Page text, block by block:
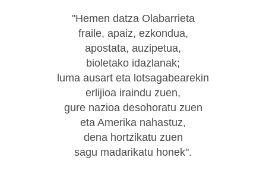
"Hemen datza Olabarrieta
fraile, apaiz, ezkondua,
apostata, auzipetua,
bioletako idazlanak;
luma ausart eta lotsagabearekin
erlijioa iraindu zuen,
gure nazioa desohoratu zuen
eta Amerika nahastuz,
dena hortzikatu zuen
sagu madarikatu honek".